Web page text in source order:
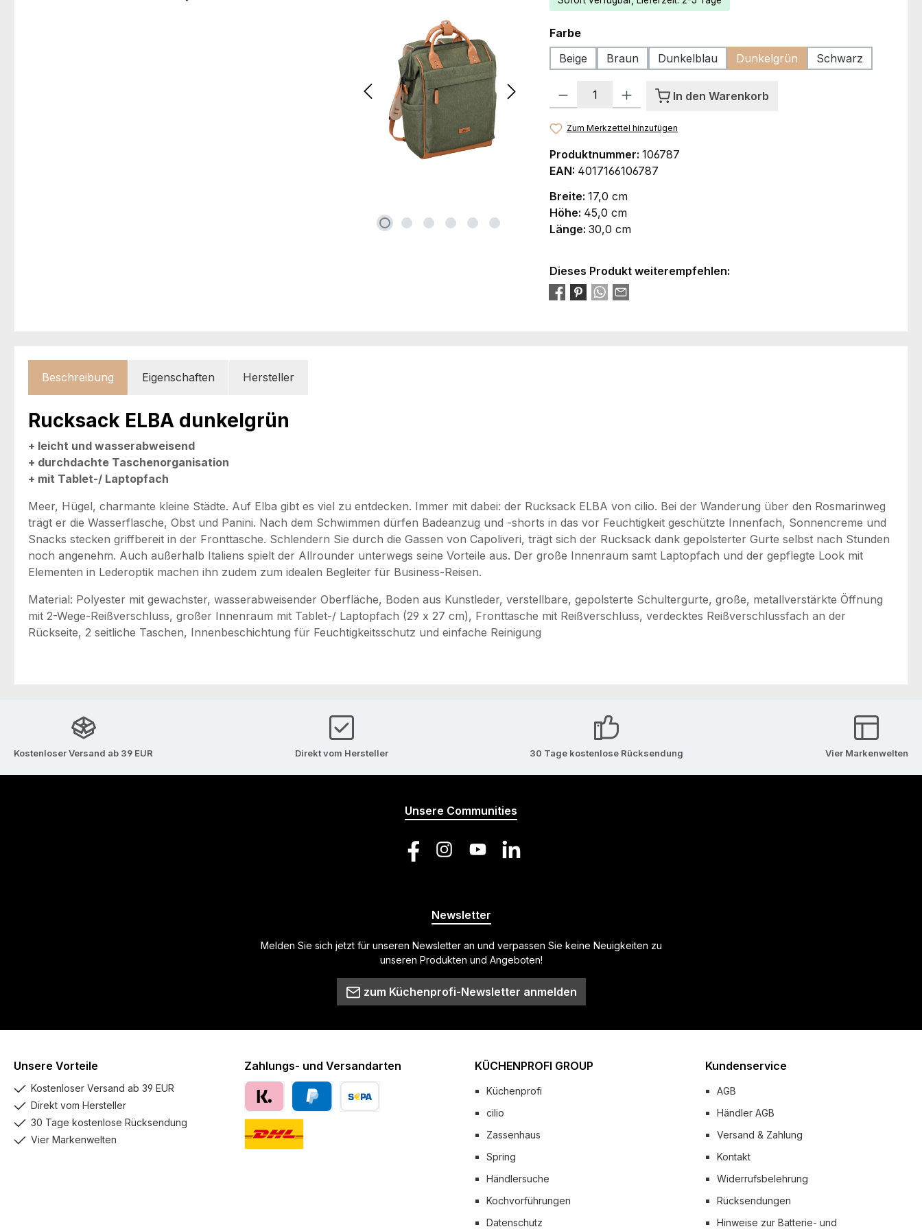
Farbeauswählen
Beige
Braun Dunkelblau Dunkelgrün Schwarz
Produkt Anzahl: Gib den gewünschten Wert ein oder benutze die Schaltflächen
In den Warenkorb
Zum Merkzettel hinzufügen
Produktnummer: 106787
EAN: 4017166106787
Breite: 17,0 cm
Höhe: 45,0 cm
Länge: 30,0 cm
Dieses Produkt weiterempfehlen:
Beschreibung Eigenschaften Hersteller
Rucksack ELBA dunkelgrün
+ leicht und wasserabweisend
+ durchdachte Taschenorganisation
+ mit Tablet-/ Laptopfach
Meer, Hügel, charmante kleine Städte. Auf Elba gibt es viel zu entdecken. Immer mit dabei: der Rucksack ELBA von cilio. Bei der Wanderung über den Rosmarinweg
trägt er die Wasserflasche, Obst und Panini. Nach dem Schwimmen dürfen Badeanzug und -shorts in das vor Feuchtigkeit geschützte Innenfach, Sonnencreme und
Snacks stecken griffbereit in der Fronttasche. Schlendern Sie durch die Gassen von Capoliveri, trägt sich der Rucksack dank gepolsterter Gurte selbst nach Stunden
noch angenehm. Auch außerhalb Italiens spielt der Allrounder unterwegs seine Vorteile aus. Der große Innenraum samt Laptopfach und der gepflegte Look mit
Elementen in Lederoptik machen ihn zudem zum idealen Begleiter für Business-Reisen.
Material: Polyester mit gewachster, wasserabweisender Oberfläche, Boden aus Kunstleder, verstellbare, gepolsterte Schultergurte, große, metallverstärkte Öffnung
mit 2-Wege-Reißverschluss, großer Innenraum mit Tablet-/ Laptopfach (29 x 27 cm), Fronttasche mit Reißverschluss, verdecktes Reißverschlussfach an der
Rückseite, 2 seitliche Taschen, Innenbeschichtung für Feuchtigkeitsschutz und einfache Reinigung
Kostenloser Versand ab 39 EUR Direkt vom Hersteller 30 Tage kostenlose Rücksendung Vier Markenwelten
Unsere Communities
FacebookInstagramYouTube LinkedIn
Newsletter
Melden Sie sich jetzt für unseren Newsletter an und verpassen Sie keine Neuigkeiten zu
unseren Produkten und Angeboten!
zum Küchenprofi-Newsletter anmelden
Unsere Vorteile
Kostenloser Versand ab 39 EUR
Direkt vom Hersteller
30 Tage kostenlose Rücksendung
Vier Markenwelten
Zahlungs- und Versandarten
PayPal
Klarna
KÜCHENPROFI GROUP
Küchenprofi
cilio
Zassenhaus
Spring
Händlersuche
Kochvorführungen
Datenschutz
Kundenservice
AGB
Händler AGB
Versand & Zahlung
Kontakt
Widerrufsbelehrung
Rücksendungen
Hinweise zur Batterie- und